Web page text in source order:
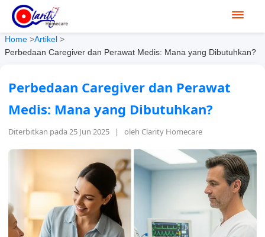
Home >Artikel >
Perbedaan Caregiver dan Perawat Medis: Mana yang Dibutuhkan?
Perbedaan Caregiver dan Perawat
Medis: Mana yang Dibutuhkan?
Diterbitkan pada 25 Jun 2025 | oleh Clarity Homecare